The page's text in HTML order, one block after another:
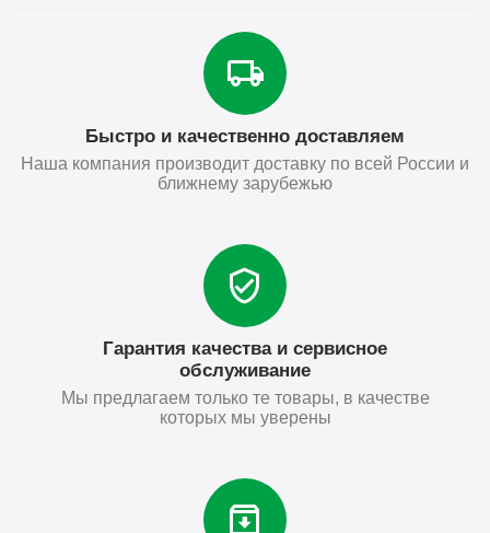
Быстро и качественно доставляем
Наша компания производит доставку по всей России и
ближнему зарубежью
Гарантия качества и сервисное
обслуживание
Мы предлагаем только те товары, в качестве
которых мы уверены